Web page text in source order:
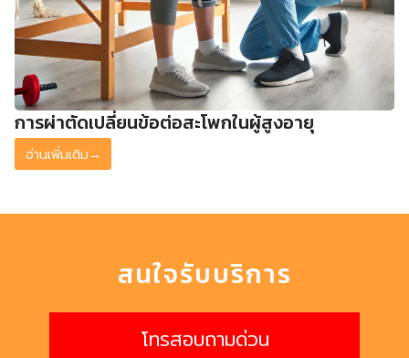
การผ่าตัดเปลี่ยนข้อต่อสะโพกในผู้สูงอายุ
อ่านเพิ่มเติม→
สนใจรับบริการ
โทรสอบถามด่วน